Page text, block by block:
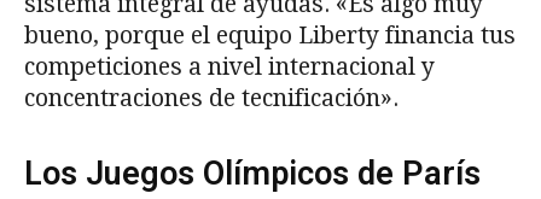
bueno, porque el equipo Liberty financia tus
competiciones a nivel internacional y
concentraciones de tecnificación».
Los Juegos Olímpicos de París